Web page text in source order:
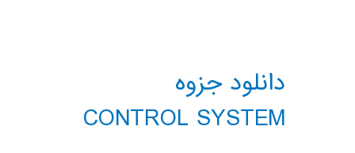
دانلود جزوه
CONTROL SYSTEM